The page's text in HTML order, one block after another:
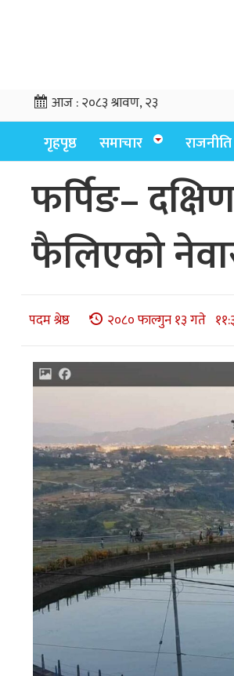
आज :२०८३ श्रावण, २३
गृहपृष्ठ समाचार राजनीति
फर्पिङ–
फैलिएको
पदम श्रेष्ठ २०८० फाल्गुन १३ गते